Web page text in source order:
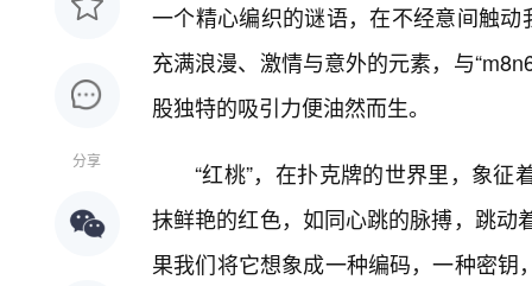
分享
一个精心编织的谜语，在不经意间触
充满浪漫、激情与意外的元素，与
股独特的吸引力便油然而生。
“红桃”，在扑克牌的世界里，象
抹鲜艳的红色，如同心跳的脉搏，跳动
果我们将它想象成一种编码，一种密